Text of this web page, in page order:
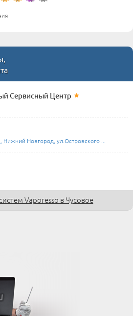
Сервисный Центр
Новгород, ул.Островского ...
Vaporesso в Чусовое